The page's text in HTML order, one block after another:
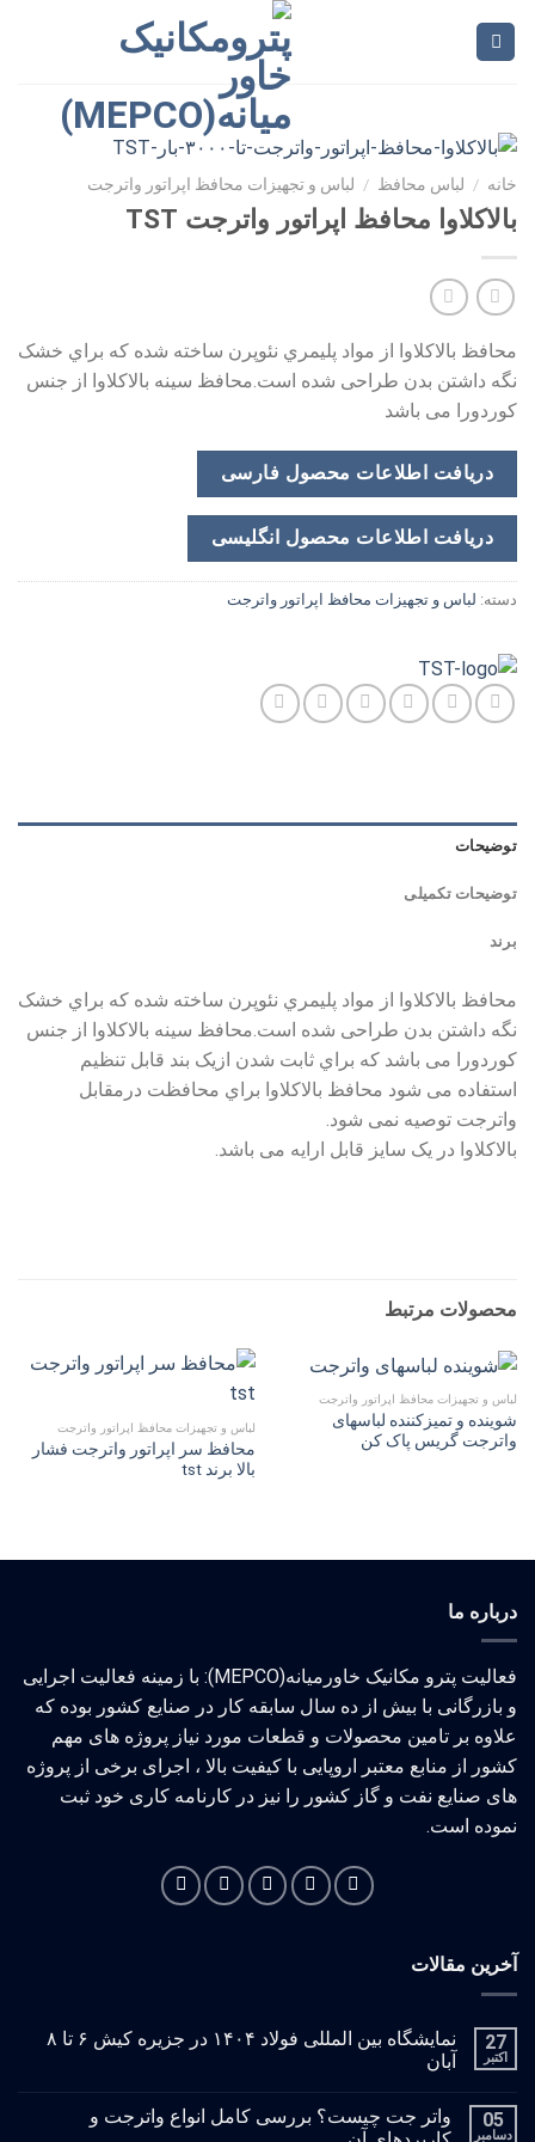
خانه / لباس محافظ / لباس و تجهیزات محافظ اپراتور واترجت
بالاکلاوا محافظ اپراتور واترجت TST
محافظ بالاکلاوا از مواد پلیمري نئوپرن ساخته شده که براي خشک
نگه داشتن بدن طراحی شده است.محافظ سینه بالاکلاوا از جنس
کوردورا می باشد
دریافت اطلاعات محصول فارسی
دریافت اطلاعات محصول انگلیسی
دسته: لباس و تجهیزات محافظ اپراتور واترجت
توضیحات
توضیحات تکمیلی
برند
محافظ بالاکلاوا از مواد پلیمري نئوپرن ساخته شده که براي خشک
نگه داشتن بدن طراحی شده است.محافظ سینه بالاکلاوا از جنس
کوردورا می باشد که براي ثابت شدن ازیک بند قابل تنظیم
استفاده می شود محافظ بالاکلاوا براي محافظت درمقابل
واترجت توصیه نمی شود.
بالاکلاوا در یک سایز قابل ارایه می باشد.
محصولات مرتبط
لباس و تجهیزات محافظ اپراتور واترجت
شوینده و تمیزکننده لباسهای
واترجت گریس پاک کن
لباس و تجهیزات محافظ اپراتور واترجت
محافظ سر اپراتور واترجت فشار
بالا برند tst
درباره ما
فعالیت پترو مکانیک خاورمیانه(MEPCO): با زمینه فعالیت اجرایی
و بازرگانی با بیش از ده سال سابقه کار در صنایع کشور بوده که
علاوه بر تامین محصولات و قطعات مورد نیاز پروژه های مهم
کشور از منابع معتبر اروپایی با کیفیت بالا ، اجرای برخی از پروژه
های صنایع نفت و گاز کشور را نیز در کارنامه کاری خود ثبت
نموده است.
آخرین مقالات
27
اکتبر
نمایشگاه بین المللی فولاد ۱۴۰۴ در جزیره کیش ۶ تا ۸
آبان
05
دسامبر
واتر جت چیست؟ بررسی کامل انواع واترجت و